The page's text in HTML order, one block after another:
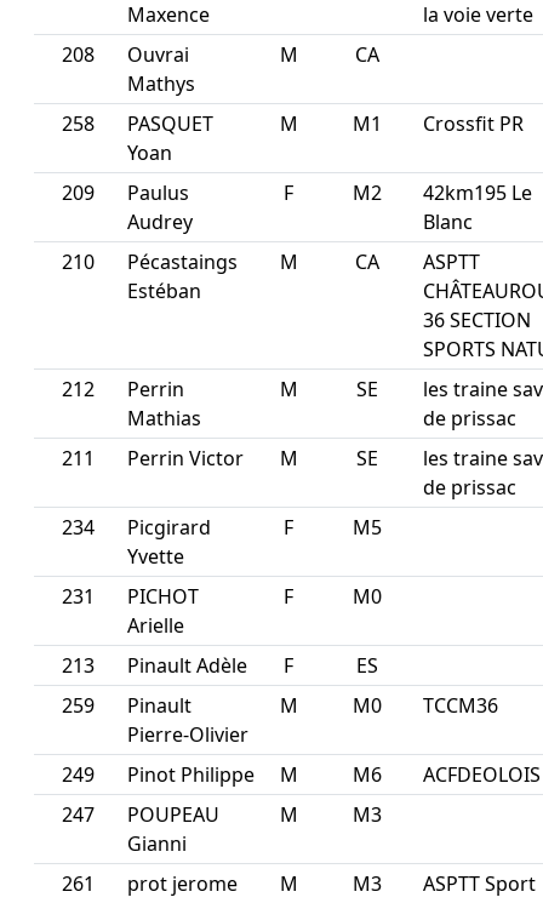
Maxence
la voie verte
208
Ouvrai
Mathys
M CA
258
PASQUET
Yoan
M M1 Crossfit PR
209
Paulus
Audrey
F M2
42km195 Le
Blanc
210
Pécastaings
Estéban
M CA
ASPTT
36 SECTION
SPORTS
212
Perrin
Mathias
M SE
les traine
de prissac
211
Perrin Victor M SE
les traine
de prissac
234
Picgirard
Yvette
F M5
231
PICHOT
Arielle
F M0
213 Pinault Adèle F
ES
259
Pinault
Pierre-Olivier
M M0 TCCM36
249 Pinot Philippe M M6
ACFDEOLOIS
247
POUPEAU
Gianni
M M3
261 prot jerome M M3
ASPTT Sport